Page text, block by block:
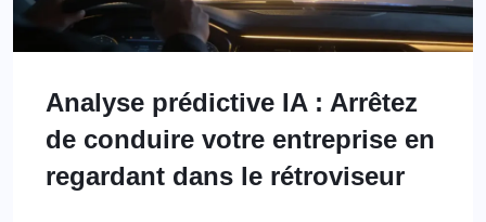
Analyse prédictive IA : Arrêtez
de conduire votre entreprise en
regardant dans le rétroviseur